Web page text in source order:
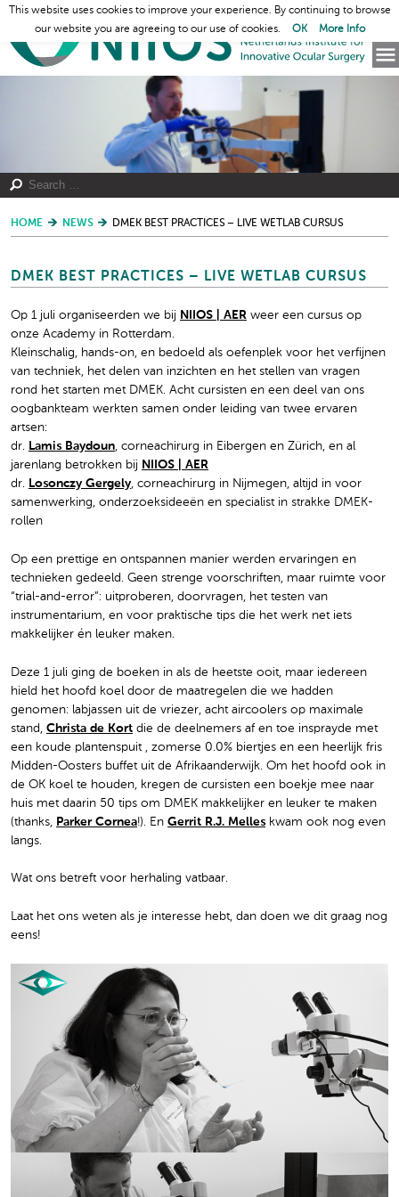
HOME NEWS DMEK BEST PRACTICES – LIVE WETLAB CURSUS
DMEK BEST PRACTICES – LIVE WETLAB CURSUS
Op 1 juli organiseerden we bij NIIOS | AER weer een cursus op
onze Academy in Rotterdam.
Kleinschalig, hands-on, en bedoeld als oefenplek voor het verfijnen
van techniek, het delen van inzichten en het stellen van vragen
rond het starten met DMEK. Acht cursisten en een deel van ons
oogbankteam werkten samen onder leiding van twee ervaren
artsen:
dr. Lamis Baydoun, corneachirurg in Eibergen en Zürich, en al
jarenlang betrokken bij NIIOS | AER
dr. Losonczy Gergely, corneachirurg in Nijmegen, altijd in voor
samenwerking, onderzoeksideeën en specialist in strakke DMEK-
rollen
Op een prettige en ontspannen manier werden ervaringen en
technieken gedeeld. Geen strenge voorschriften, maar ruimte voor
“trial-and-error”: uitproberen, doorvragen, het testen van
instrumentarium, en voor praktische tips die het werk net iets
makkelijker én leuker maken.
Deze 1 juli ging de boeken in als de heetste ooit, maar iedereen
hield het hoofd koel door de maatregelen die we hadden
genomen: labjassen uit de vriezer, acht aircoolers op maximale
stand, Christa de Kort die de deelnemers af en toe insprayde met
een koude plantenspuit , zomerse 0.0% biertjes en een heerlijk fris
Midden-Oosters buffet uit de Afrikaanderwijk. Om het hoofd ook in
de OK koel te houden, kregen de cursisten een boekje mee naar
huis met daarin 50 tips om DMEK makkelijker en leuker te maken
(thanks,
Parker Cornea!). En Gerrit R.J. Melles kwam ook nog even
langs.
Wat ons betreft voor herhaling vatbaar.
Laat het ons weten als je interesse hebt, dan doen we dit graag nog
eens!
This website uses cookies to improve your experience. By continuing to browse
our website you are agreeing to our use of cookies.
OK More Info